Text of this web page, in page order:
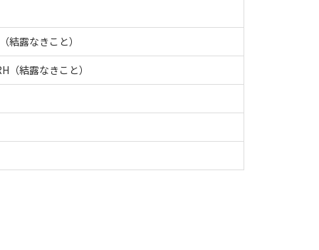
露なきこと）
結露なきこと）